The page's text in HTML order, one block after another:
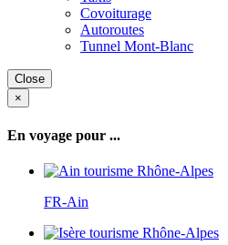
Covoiturage
Autoroutes
Tunnel Mont-Blanc
Close
×
En voyage pour ...
FR-Ain